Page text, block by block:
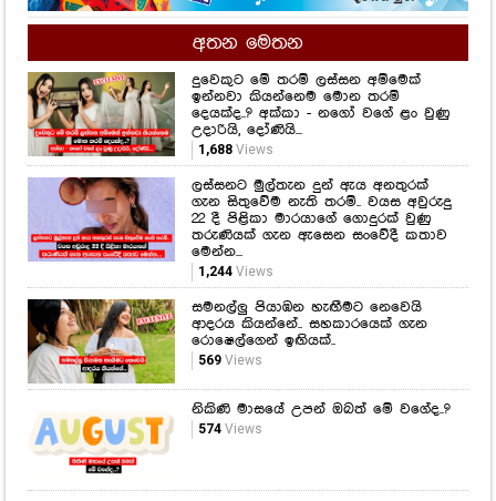
අතන මෙතන
දුවෙකුට මේ තරම් ලස්සන අම්මෙක්
ඉන්නවා කියන්නෙම මොන තරම්
දෙයක්ද..? අක්කා - නගෝ වගේ ළං වුණු
උදාරියි, දෝණියි...
1,688Views
ලස්සනට මුල්තැන දුන් ඇය අනතුරක්
ගැන සිතුවේම නැති තරම්.. වයස අවුරුදු
22 දී පිළිකා මාරයාගේ ගොදුරක් වුණු
තරුණියක් ගැන ඇසෙන සංවේදී කතාව
මෙන්න...
1,244Views
සමනල්ලු පියාඹන හැඟීමට නෙවෙයි
ආදරය කියන්නේ.. සහකාරයෙක් ගැන
රොෂෙල්ගෙන් ඉඟියක්..
569Views
නිකිණි මාසයේ උපන් ඔබත් මේ වගේද..?
574Views